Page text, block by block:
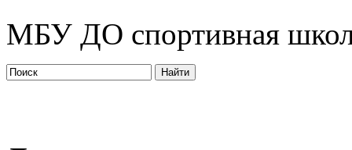
МБУ ДО спортивная